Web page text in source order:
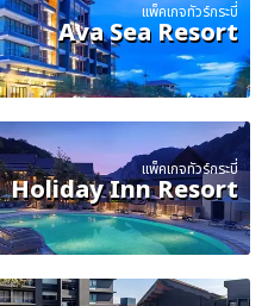
แพ็คเกจทัวร์กระบี่
Ava Sea Resort
แพ็คเกจทัวร์กระบี่
Holiday Inn Resort